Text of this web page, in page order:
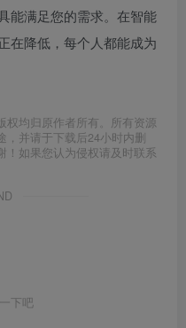
能满足您的需求。在智能
在降低，每个人都能成为
权均归原作者所有。所有资源
并请于下载后24小时内删
！如果您认为侵权请及时联系
下吧